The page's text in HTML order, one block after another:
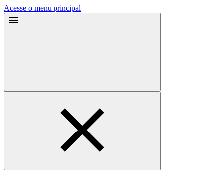
Acesse o menu principal